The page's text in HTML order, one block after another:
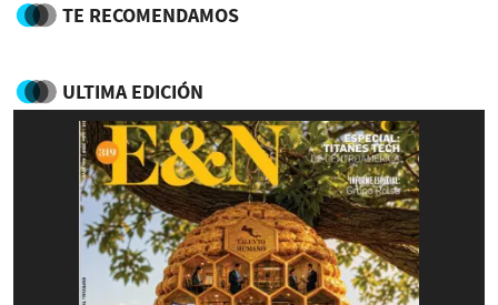
TE RECOMENDAMOS
ULTIMA EDICIÓN